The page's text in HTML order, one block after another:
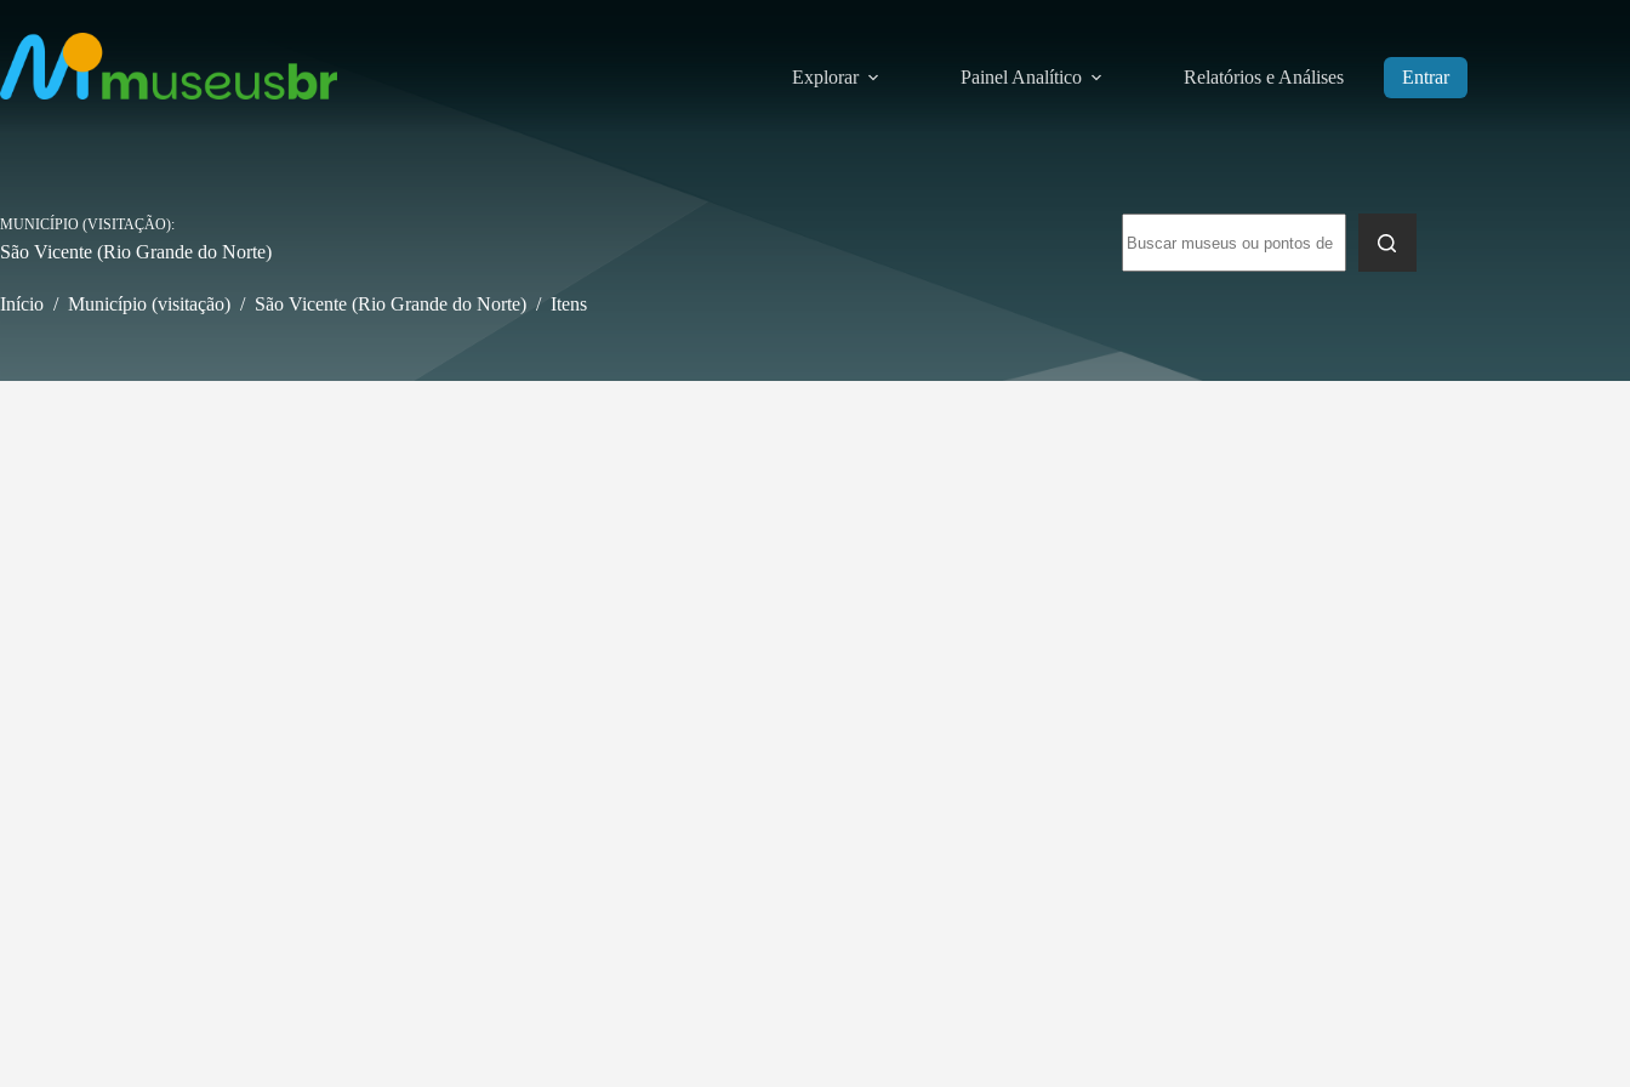
para
conteúdo
Explorar Painel Analítico Relatórios e Análises Entrar
resultados
MUNICÍPIO (VISITAÇÃO)
São Vicente (Rio Grande do Norte)
Início / Município (visitação) / São Vicente (Rio Grande do Norte) / Itens